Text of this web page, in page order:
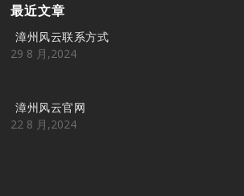
最近文章
漳州风云联系方式
29 8 月,2024
漳州风云官网
22 8 月,2024